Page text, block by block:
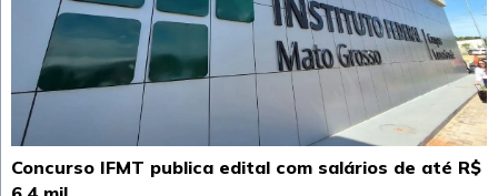
Concurso IFMT publica edital com salários de até R$